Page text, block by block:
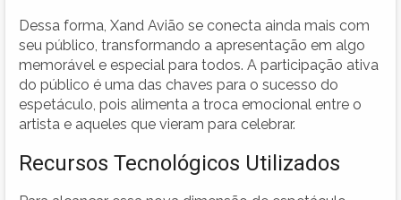
Dessa forma, Xand Avião se conecta ainda mais com
seu público, transformando a apresentação em algo
memorável e especial para todos. A participação ativa
do público é uma das chaves para o sucesso do
espetáculo, pois alimenta a troca emocional entre o
artista e aqueles que vieram para celebrar.
Recursos Tecnológicos Utilizados